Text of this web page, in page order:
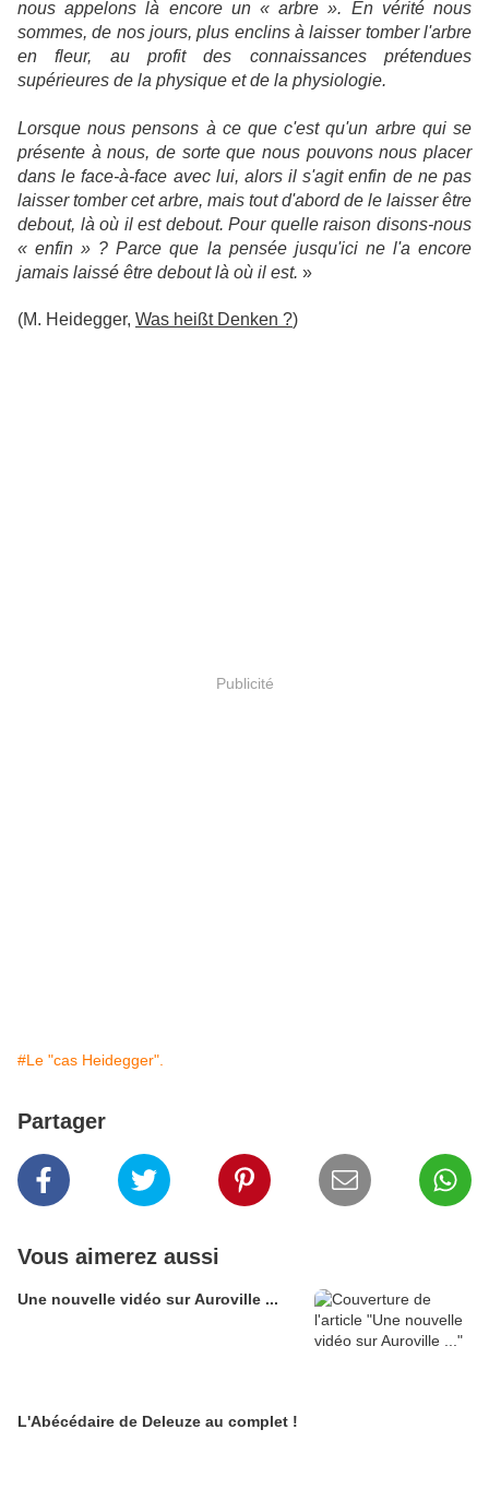
nous appelons là encore un « arbre ». En vérité nous
sommes, de nos jours, plus enclins à laisser tomber l'arbre
en fleur, au profit des connaissances prétendues
supérieures de la physique et de la physiologie.
Lorsque nous pensons à ce que c'est qu'un arbre qui se
présente à nous, de sorte que nous pouvons nous placer
dans le face-à-face avec lui, alors il s'agit enfin de ne pas
laisser tomber cet arbre, mais tout d'abord de le laisser être
debout, là où il est debout. Pour quelle raison disons-nous
« enfin » ? Parce que la pensée jusqu'ici ne l'a encore
jamais laissé être debout là où il est. »
(M. Heidegger, Was heißt Denken ?)
Publicité
#Le "cas Heidegger".
Partager
Vous aimerez aussi
Une nouvelle vidéo sur Auroville ...
L'Abécédaire de Deleuze au complet !